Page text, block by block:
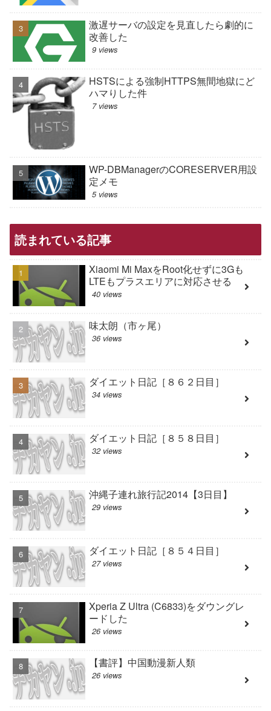
激遅サーバの設定を見直したら劇的に
改善した
9 views
HSTSによる強制HTTPS無間地獄にど
ハマりした件
7 views
WP-DBManagerのCORESERVER用設
定メモ
5 views
読まれている記事
Xiaomi Mi MaxをRoot化せずに3Gも
LTEもプラスエリアに対応させる
40 views
味太朗（市ヶ尾）
36 views
ダイエット日記［８６２日目］
34 views
ダイエット日記［８５８日目］
32 views
沖縄子連れ旅行記2014【3日目】
29 views
ダイエット日記［８５４日目］
27 views
Xperia Z Ultra (C6833)をダウングレ
ードした
26 views
【書評】中国動漫新人類
26 views